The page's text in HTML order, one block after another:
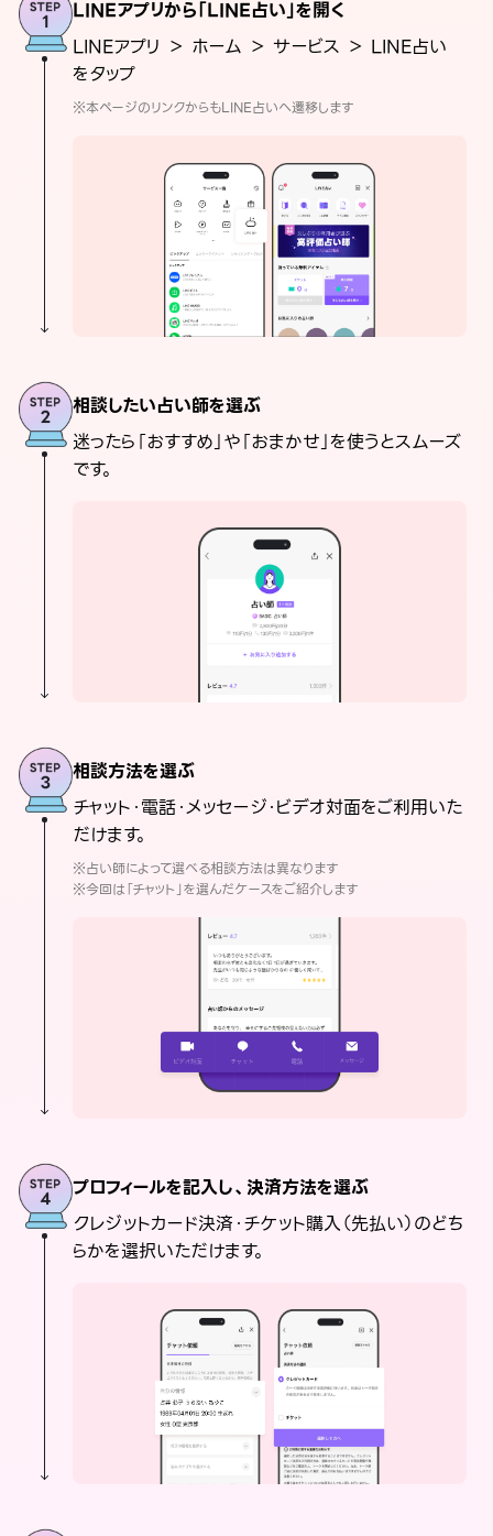
LINEアプリから「LINE占い」を開く
LINEアプリ ＞ ホーム ＞ サービス ＞ LINE占い
をタップ
※本ページのリンクからもLINE占いへ遷移します
相談したい占い師を選ぶ
迷ったら「おすすめ」や「おまかせ」を使うとスムーズ
です。
相談方法を選ぶ
チャット・電話・メッセージ・ビデオ対面をご利用いた
だけます。
※占い師によって選べる相談方法は異なります
※今回は「チャット」を選んだケースをご紹介します
プロフィールを記入し、決済方法を選ぶ
クレジットカード決済・チケット購入（先払い）のどち
らかを選択いただけます。